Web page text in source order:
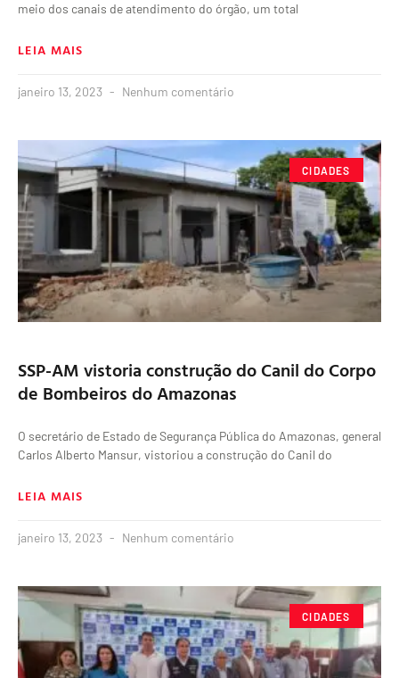
meio dos canais de atendimento do órgão, um total
LEIA MAIS
janeiro 13, 2023 Nenhum comentário
CIDADES
SSP-AM vistoria construção do Canil do Corpo
de Bombeiros do Amazonas
O secretário de Estado de Segurança Pública do Amazonas, general
Carlos Alberto Mansur, vistoriou a construção do Canil do
LEIA MAIS
janeiro 13, 2023 Nenhum comentário
CIDADES